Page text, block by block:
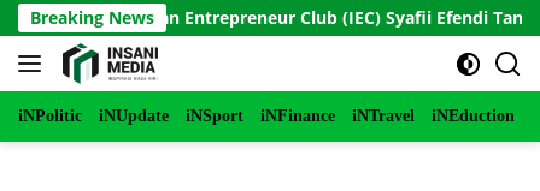
Langsung
ke
konten
Breaking News
Entrepreneur Club (IEC) Syafii Efendi Tantang
iNPolitic iNUpdate iNSport iNFinance iNTravel iNEduction